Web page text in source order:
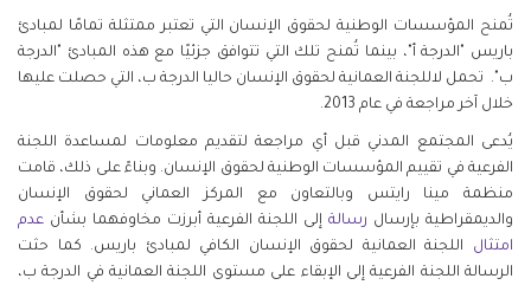
تُمنح المؤسسات الوطنية لحقوق الإنسان التي تعتبر ممتثلة تمامًا لمبادئ
باريس "الدرجة أ"، بينما تُمنح تلك التي تتوافق جزئيًا مع هذه المبادئ "الدرجة
ب". تحمل لاللجنة العمانية لحقوق الإنسان حاليا الدرجة ب، التي حصلت عليها
خلال آخر مراجعة في عام 2013.
يُدعى المجتمع المدني قبل أي مراجعة لتقديم معلومات لمساعدة اللجنة
الفرعية في تقييم المؤسسات الوطنية لحقوق الإنسان. وبناءً على ذلك، قامت
منظمة مينا رايتس وبالتعاون مع المركز العماني لحقوق الإنسان
والديمقراطية بإرسال رسالة إلى اللجنة الفرعية أبرزت مخاوفهما بشأن عدم
امتثال اللجنة العمانية لحقوق الإنسان الكافي لمبادئ باريس. كما حثت
الرسالة اللجنة الفرعية إلى الإبقاء على مستوى اللجنة العمانية في الدرجة ب،